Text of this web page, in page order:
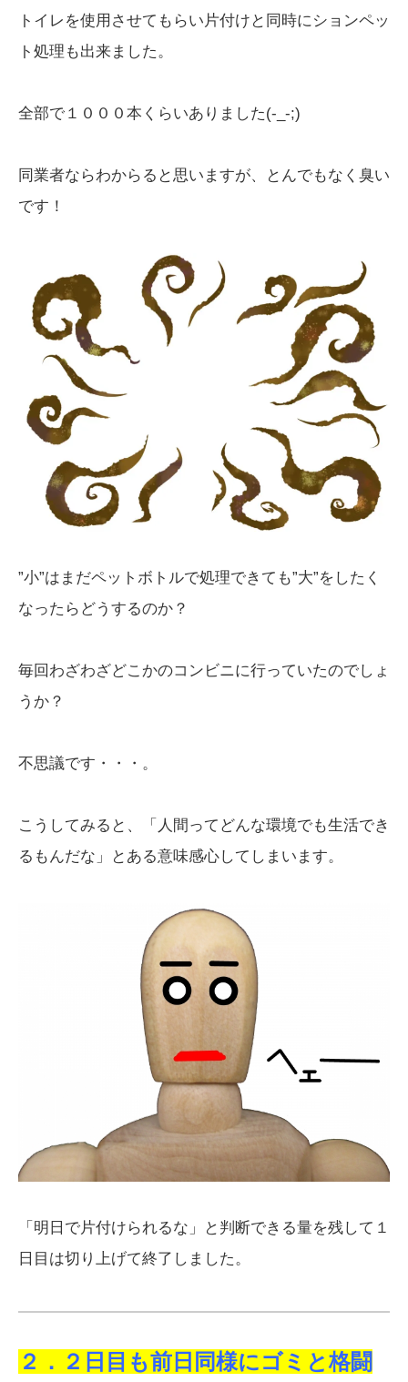
トイレを使用させてもらい片付けと同時にションペッ
ト処理も出来ました。
全部で１０００本くらいありました(-_-;)
同業者ならわからると思いますが、とんでもなく臭い
です！
”小”はまだペットボトルで処理できても”大”をしたく
なったらどうするのか？
毎回わざわざどこかのコンビニに行っていたのでしょ
うか？
不思議です・・・。
こうしてみると、「人間ってどんな環境でも生活でき
るもんだな」とある意味感心してしまいます。
「明日で片付けられるな」と判断できる量を残して１
日目は切り上げて終了しました。
２．２日目も前日同様にゴミと格闘